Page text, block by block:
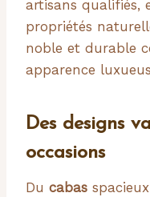
artisans qualifiés,
propriétés
noble et durable
apparence
Des designs
occasions
Du cabas